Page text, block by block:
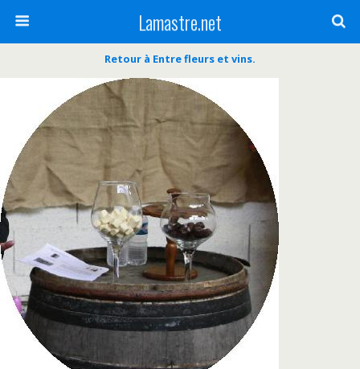
Lamastre.net
Retour à Entre fleurs et vins.